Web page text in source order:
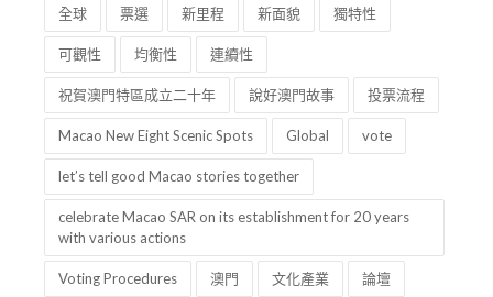
全球 票選 新里程 新面貌 獨特性
可觀性 均衡性 連續性
祝賀澳門特區成立二十年 說好澳門故事 投票流程
Macao New Eight Scenic Spots Global vote
let’s tell good Macao stories together
celebrate Macao SAR on its establishment for 20 years
with various actions
Voting Procedures 澳門 文化產業 論壇